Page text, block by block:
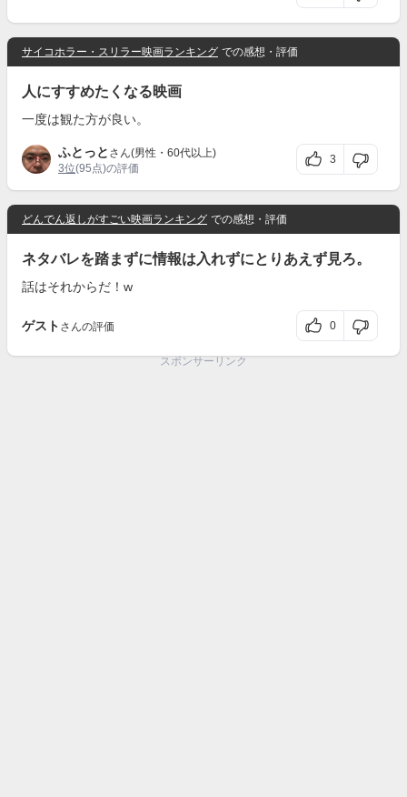
サイコホラー・スリラー映画ランキング での感想・評価
人にすすめたくなる映画
一度は観た方が良い。
ふとっと さん(男性・60代以上)
3位(95点)の評価
3
どんでん返しがすごい映画ランキング での感想・評価
ネタバレを踏まずに情報は入れずにとりあえず見ろ。
話はそれからだ！w
ゲスト さんの評価 0
スポンサーリンク